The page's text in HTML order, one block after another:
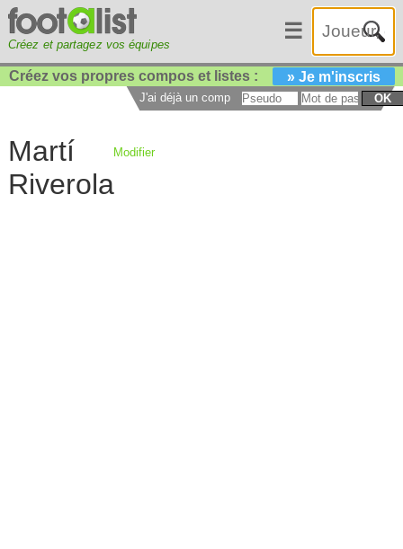
Créez et partagez vos équipes
☰
Créez vos propres compos et listes : » Je m'inscris
J'ai déjà un compte : OK
Martí
Riverola
Modifier